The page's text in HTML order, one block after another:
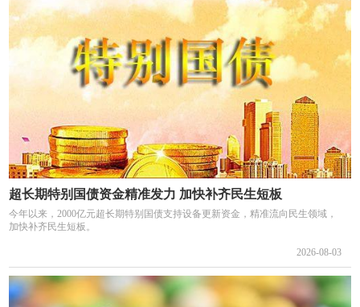
超长期特别国债资金精准发力 加快补齐民生短板
今年以来，2000亿元超长期特别国债支持设备更新资金，精准流向民生领域，
加快补齐民生短板。
2026-08-03